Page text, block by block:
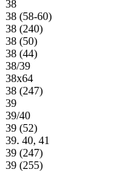
38
38 (58-60)
38 (240)
38 (50)
38 (44)
38/39
38х64
38 (247)
39
39/40
39 (52)
39. 40, 41
39 (247)
39 (255)